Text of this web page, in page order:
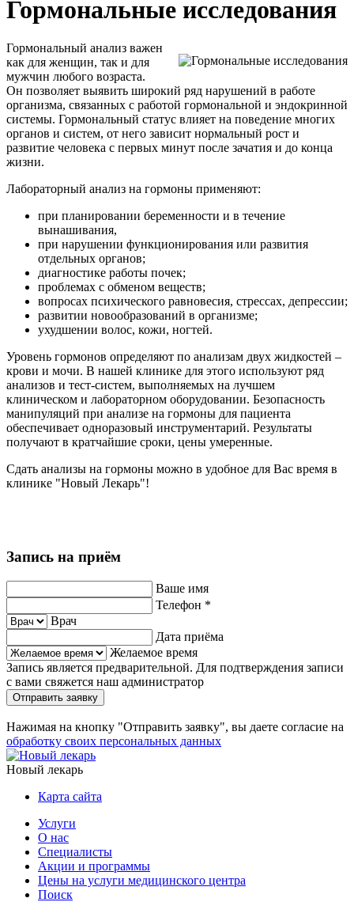
Гормональные исследования
Гормональный анализ важен
как для женщин, так и для
мужчин любого возраста.
Он позволяет выявить широкий ряд нарушений в работе
организма, связанных с работой гормональной и эндокринной
системы. Гормональный статус влияет на поведение многих
органов и систем, от него зависит нормальный рост и
развитие человека с первых минут после зачатия и до конца
жизни.
Лабораторный анализ на гормоны применяют:
при планировании беременности и в течение
вынашивания,
при нарушении функционирования или развития
отдельных органов;
диагностике работы почек;
проблемах с обменом веществ;
вопросах психического равновесия, стрессах, депрессии;
развитии новообразований в организме;
ухудшении волос, кожи, ногтей.
Уровень гормонов определяют по анализам двух жидкостей –
крови и мочи. В нашей клинике для этого используют ряд
анализов и тест-систем, выполняемых на лучшем
клиническом и лабораторном оборудовании. Безопасность
манипуляций при анализе на гормоны для пациента
обеспечивает одноразовый инструментарий. Результаты
получают в кратчайшие сроки, цены умеренные.
Сдать анализы на гормоны можно в удобное для Вас время в
клинике "Новый Лекарь"!
Запись на приём
Ваше имя
Телефон *
Врач
Дата приёма
Желаемое время
Запись является предварительной. Для подтверждения записи
с вами свяжется наш администратор
Отправить заявку
Нажимая на кнопку "Отправить заявку", вы даете согласие на
обработку своих персональных данных
Новый лекарь
Карта сайта
Услуги
О нас
Специалисты
Акции и программы
Цены на услуги медицинского центра
Поиск